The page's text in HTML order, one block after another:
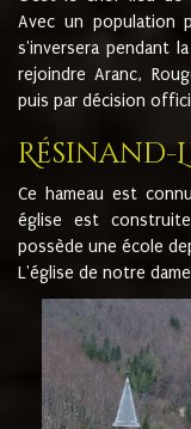
Avec un population
s'inversera pendant
rejoindre Aranc,
puis par décision
Résinand-
Ce hameau est
église est
possède une école
L'église de notre